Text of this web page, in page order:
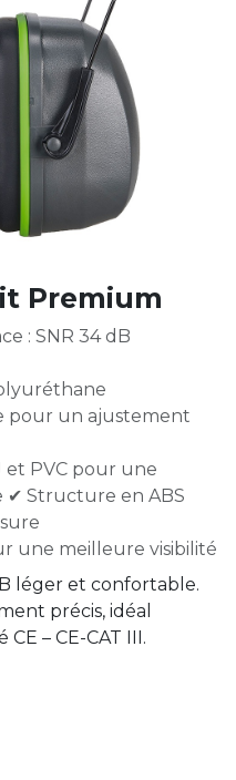
Premium
: SNR 34 dB
pour un ajustement
et PVC pour une
✔ Structure en ABS
une meilleure visibilité
léger et confortable.
précis, idéal
– CE-CAT III.